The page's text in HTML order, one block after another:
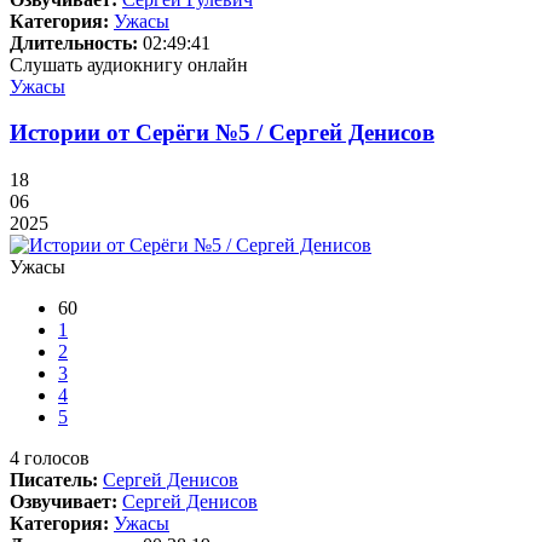
Категория: Ужасы
Длительность: 02:49:41
Слушать аудиокнигу онлайн
Ужасы
Истории от Серёги №5 / Сергей Денисов
18
06
2025
Ужасы
60
1
2
3
4
5
4 голосов
Писатель: Сергей Денисов
Озвучивает: Сергей Денисов
Категория: Ужасы